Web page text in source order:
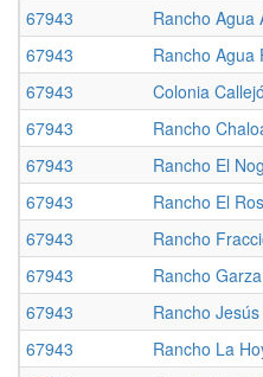
67943
Rancho Agua
67943
Rancho Agua
67943
Colonia
67943
Rancho
67943
Rancho El
67943
Rancho El
67943
Rancho
67943
Rancho Garza
67943
Rancho
67943
Rancho La